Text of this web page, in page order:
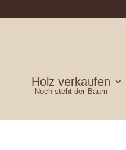
Holz verkaufen
Noch steht der Baum